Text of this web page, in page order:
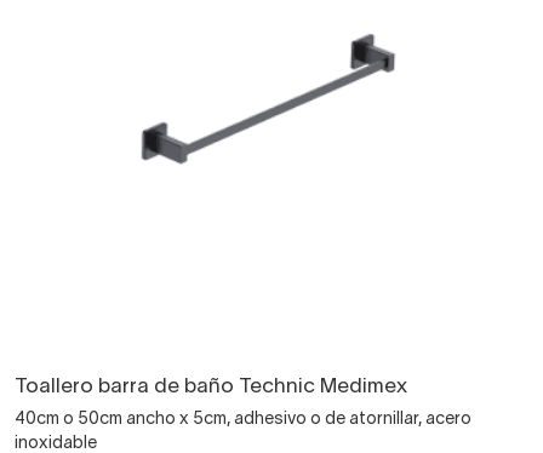
Toallero barra de baño Technic Medimex
40cm o 50cm ancho x 5cm, adhesivo o de atornillar, acero
inoxidable